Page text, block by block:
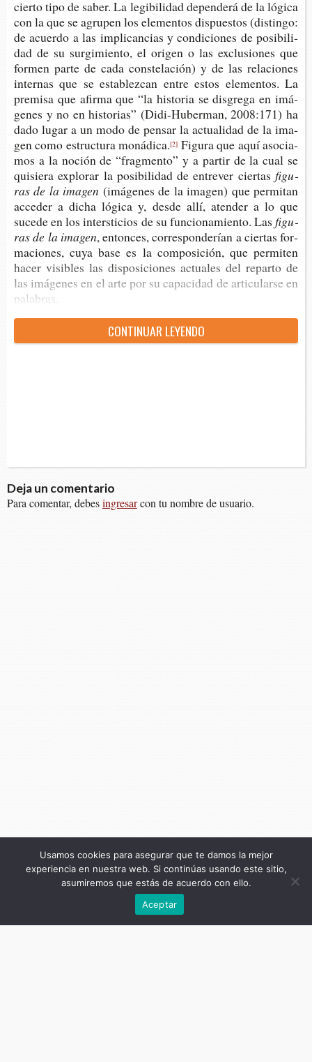
cier­to tipo de saber. La legi­bi­li­dad depen­de­rá de la lógi­ca
con la que se agru­pen los ele­men­tos dis­pues­tos (dis­tin­go:
de acuer­do a las impli­can­cias y con­di­cio­nes de posi­bi­li­
dad de su sur­gi­mien­to, el ori­gen o las exclu­sio­nes que
for­men parte de cada cons­te­la­ción) y de las rela­cio­nes
inter­nas que se esta­blez­can entre estos ele­men­tos. La
pre­mi­sa que afir­ma que “la his­to­ria se dis­gre­ga en imá­
ge­nes y no en his­to­rias” (Didi-​Huberman, 2008:171) ha
dado lugar a un modo de pen­sar la actua­li­dad de la ima­
gen como estruc­tu­ra monádica.[2] Figu­ra que aquí aso­cia­
mos a la noción de “frag­men­to” y a par­tir de la cual se
qui­sie­ra explo­rar la posi­bi­li­dad de entre­ver ciertas figu­
ras de la imagen (imá­ge­nes de la ima­gen) que per­mi­tan
acce­der a dicha lógi­ca y, desde allí, aten­der a lo que
suce­de en los inters­ti­cios de su fun­cio­na­mien­to. Las figu­
ras de la imagen, enton­ces, corres­pon­de­rían a cier­tas for­
ma­cio­nes, cuya base es la com­po­si­ción, que per­mi­ten
hacer visi­bles las dis­po­si­cio­nes actua­les del repar­to de
las imá­ge­nes en el arte por su capa­ci­dad de arti­cu­lar­se en
palabras.
CON­TI­NUAR LEYENDO
Deja un comentario
Para comentar, debesingresarcon tu nombre de usuario.
Usamos cookies para asegurar que te damos la mejor
experiencia en nuestra web. Si continúas usando este sitio,
asumiremos que estás de acuerdo con ello.
Aceptar